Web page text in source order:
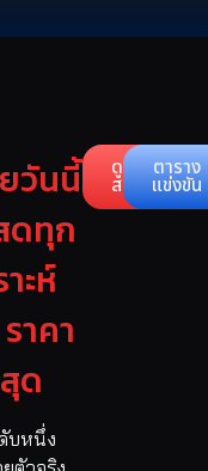
วันนี้
ดทุก
ะห์
าคา
ด
บหนึ่ง
ดูคู่
สด
ตาราง
แข่งขัน